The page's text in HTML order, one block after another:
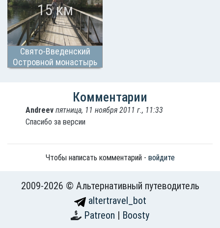
Свято-Введенский
Островной монастырь
15 км
Комментарии
Andreevпятница, 11 ноября 2011 г., 11:33
Спасибо за версии
Чтобы написать комментарий - войдите
2009-2026 © Альтернативный путеводитель
altertravel_bot
Patreon | Boosty